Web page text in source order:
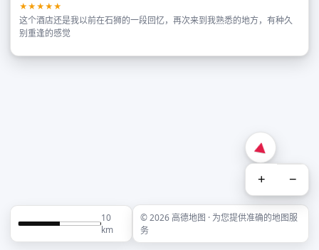
★★★★★
这个酒店还是我以前在石狮的一段回忆，再次来到我熟悉的地方，有种久
别重逢的感觉
+ −
10
km
© 2026 高德地图 · 为您提供准确的地图服
务